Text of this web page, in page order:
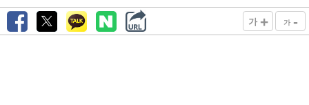
가 + 가 -